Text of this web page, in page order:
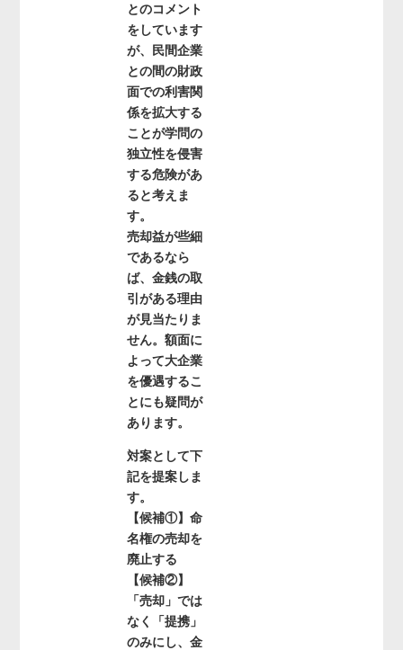
とのコメント
をしています
が、民間企業
との間の財政
面での利害関
係を拡大する
ことが学問の
独立性を侵害
する危険があ
ると考えま
す。
売却益が些細
であるなら
ば、金銭の取
引がある理由
が見当たりま
せん。額面に
よって大企業
を優遇するこ
とにも疑問が
あります。
対案として下
記を提案しま
す。
【候補①】命
名権の売却を
廃止する
【候補②】
「売却」では
なく「提携」
のみにし、金